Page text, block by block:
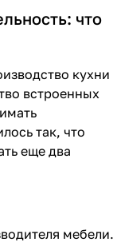
что
кухни
встроенных
так, что
еще два
мебели.